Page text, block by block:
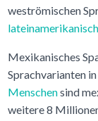
weströmischen
Mexikanisches
Sprachvarianten
Menschensind
weitere 8